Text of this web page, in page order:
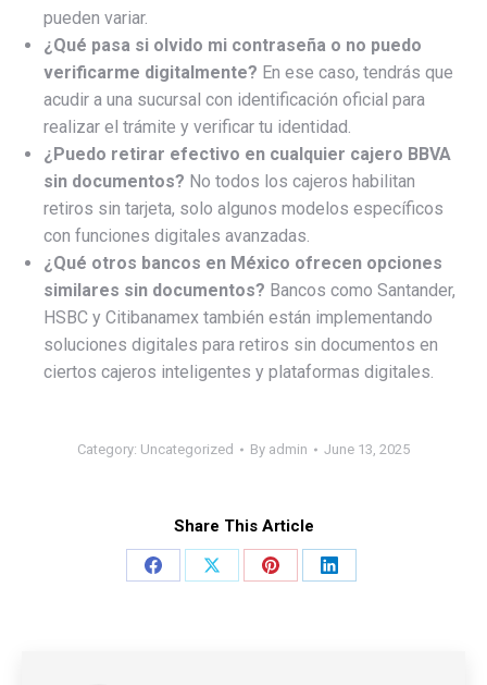
pueden variar.
¿Qué pasa si olvido mi contraseña o no puedo
verificarme digitalmente? En ese caso, tendrás que
acudir a una sucursal con identificación oficial para
realizar el trámite y verificar tu identidad.
¿Puedo retirar efectivo en cualquier cajero BBVA
sin documentos? No todos los cajeros habilitan
retiros sin tarjeta, solo algunos modelos específicos
con funciones digitales avanzadas.
¿Qué otros bancos en México ofrecen opciones
similares sin documentos? Bancos como Santander,
HSBC y Citibanamex también están implementando
soluciones digitales para retiros sin documentos en
ciertos cajeros inteligentes y plataformas digitales.
Category: Uncategorized By admin June 13, 2025
Share This Article
Share
Share
Share
Share